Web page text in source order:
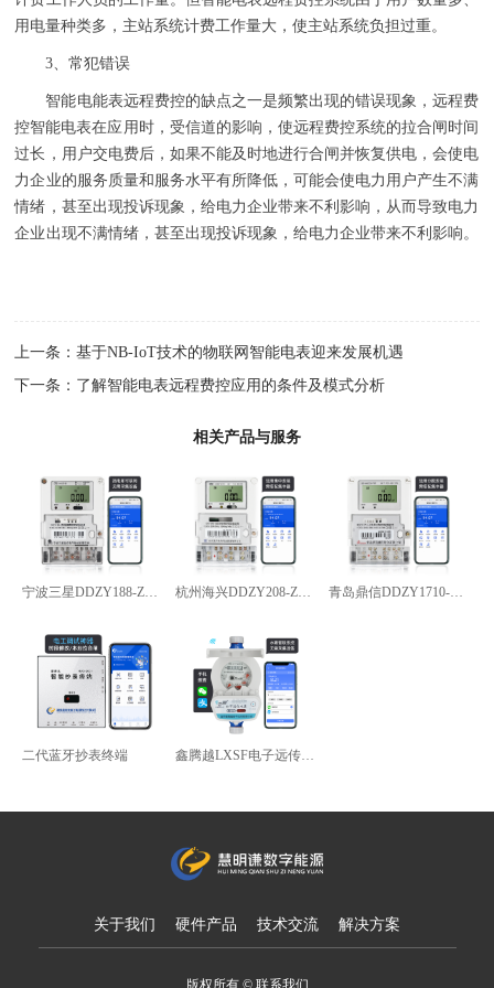
用电量种类多，主站系统计费工作量大，使主站系统负担过重。
3、常犯错误
智能电能表远程费控的缺点之一是频繁出现的错误现象，远程费
控智能电表在应用时，受信道的影响，使远程费控系统的拉合闸时间
过长，用户交电费后，如果不能及时地进行合闸并恢复供电，会使电
力企业的服务质量和服务水平有所降低，可能会使电力用户产生不满
情绪，甚至出现投诉现象，给电力企业带来不利影响，从而导致电力
企业出现不满情绪，甚至出现投诉现象，给电力企业带来不利影响。
上一条：基于NB-IoT技术的物联网智能电表迎来发展机遇
下一条： 了解智能电表远程费控应用的条件及模式分析
相关产品与服务
宁波三星DDZY188-Z型4G通讯智能电能表杭州海兴DDZY208-Z型RS485通讯智能电能表
青岛鼎信DDZY1710-Z型单
二代蓝牙抄表终端 鑫腾越LXSF电子远传智能水表
关于我们 硬件产品 技术交流 解决方案
版权所有 © 联系我们